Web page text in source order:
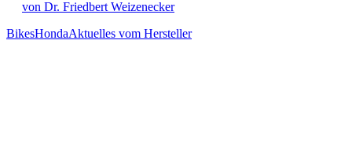
von Dr. Friedbert Weizenecker
BikesHondaAktuelles vom Hersteller